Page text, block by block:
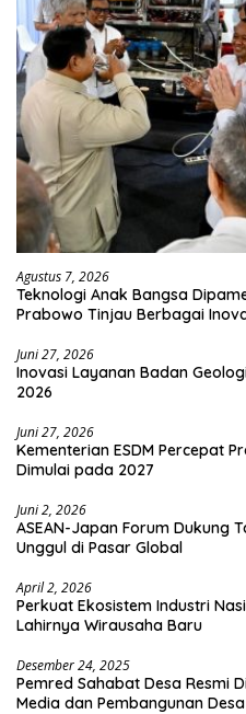
Agustus 7, 2026
Teknologi Anak Bangsa
Prabowo Tinjau Berbagai
Juni 27, 2026
Inovasi Layanan Badan
2026
Juni 27, 2026
Kementerian ESDM Percepat
Dimulai pada 2027
Juni 2, 2026
ASEAN-Japan Forum Dukung
Unggul di Pasar Global
April 2, 2026
Perkuat Ekosistem Industri
Lahirnya Wirausaha Baru
Desember 24, 2025
Pemred Sahabat Desa Resmi
Media dan Pembangunan Desa